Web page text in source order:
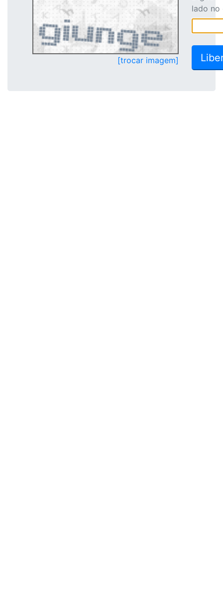
[trocar imagem]
lado no